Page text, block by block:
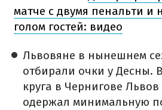
матче с двумя пенальти и
голом гостей: видео
Львовяне в нынешнем
отбирали очки у Десны.
круга в Чернигове
одержал минимальную